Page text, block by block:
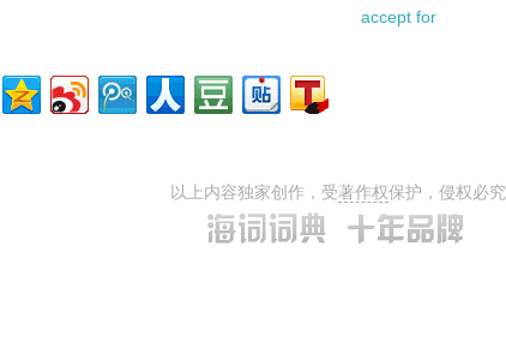
accept for
以上内容独家创作，受著作权保护，侵权必究